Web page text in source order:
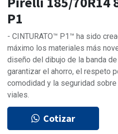
P1
- CINTURATO™ P1™ ha sido
máximo los materiales más
diseño del dibujo de la banda
garantizar el ahorro, el respeto
comodidad y la seguridad
viales.
Cotizar